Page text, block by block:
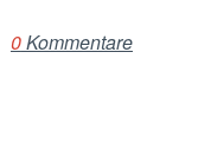
0Kommentare